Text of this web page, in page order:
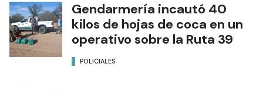
Gendarmería incautó 40
kilos de hojas de coca en un
operativo sobre la Ruta 39
POLICIALES